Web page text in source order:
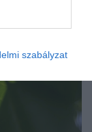
szabályzat